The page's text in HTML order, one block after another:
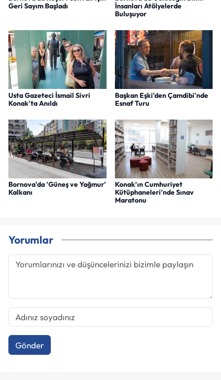
Geri Sayım Başladı
İnsanları Atölyelerde
Buluşuyor
Usta Gazeteci İsmail Sivri
Konak'ta Anıldı
Başkan Eşki'den Çamdibi'nde
Esnaf Turu
Bornova'da 'Güneş ve Yağmur'
Kalkanı
Konak'ın Cumhuriyet
Kütüphaneleri'nde Sınav
Maratonu
Yorumlar
Gönder